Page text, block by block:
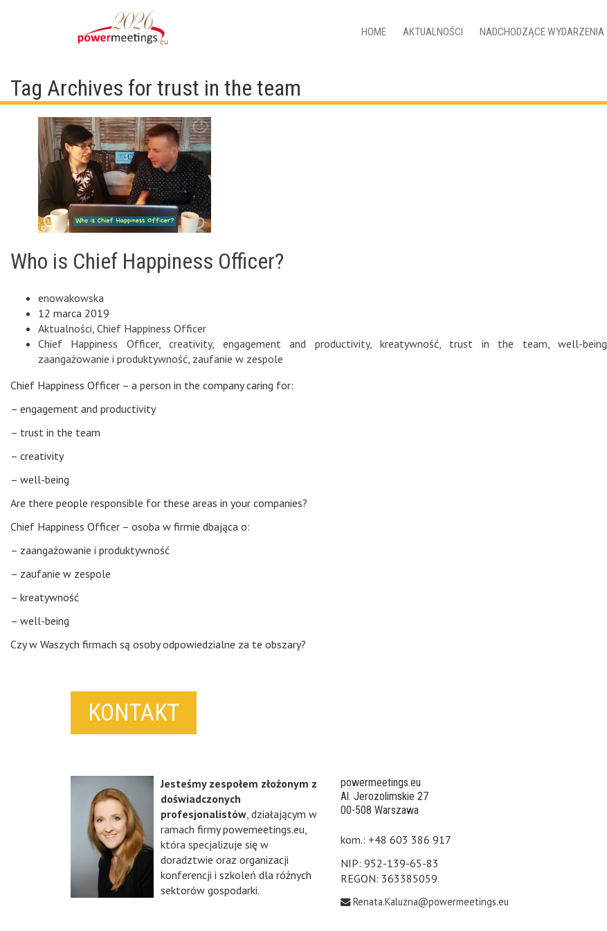
HOME AKTUALNOŚCI NADCHODZĄCE WYDARZENIA
Tag Archives for trust in the team
Who is Chief Happiness Officer?
enowakowska
12 marca 2019
Aktualności Chief Happiness Officer
Chief Happiness Officer,creativity, engagement and productivity, kreatywność, trust in the team ,well-being
zaangażowanie i produktywność zaufanie w zespole
Chief Happiness Officer – a person in the company caring for:
– engagement and productivity
– trust in the team
– creativity
– well-being
Are there people responsible for these areas in your companies?
Chief Happiness Officer – osoba w firmie dbająca o:
– zaangażowanie i produktywność
– zaufanie w zespole
– kreatywność
– well-being
Czy w Waszych firmach są osoby odpowiedzialne za te obszary?
KONTAKT
Jesteśmy zespołem złożonym z
doświadczonych
profesjonalistów , działającym w
ramach firmy powemeetings.eu,
która specjalizuje się w
doradztwie oraz organizacji
konferencji i szkoleń dla różnych
sektorów gospodarki.
powermeetings.eu
Al. Jerozolimskie 27
00-508 Warszawa
kom.: +48 603 386 917
NIP: 952-139-65-83
REGON: 363385059
Renata.Kaluzna@powermeetings.eu